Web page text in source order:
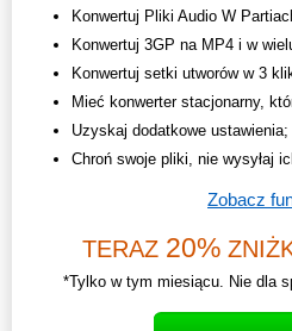
Konwertuj Pliki Audio W
Konwertuj 3GP na MP4 i w
Konwertuj setki utworów w 3
Mieć konwerter stacjonarny,
Uzyskaj dodatkowe ustawienia;
Chroń swoje pliki, nie wysyłaj
Zobacz
TERAZ 20%
*Tylko w tym miesiącu. Nie dla